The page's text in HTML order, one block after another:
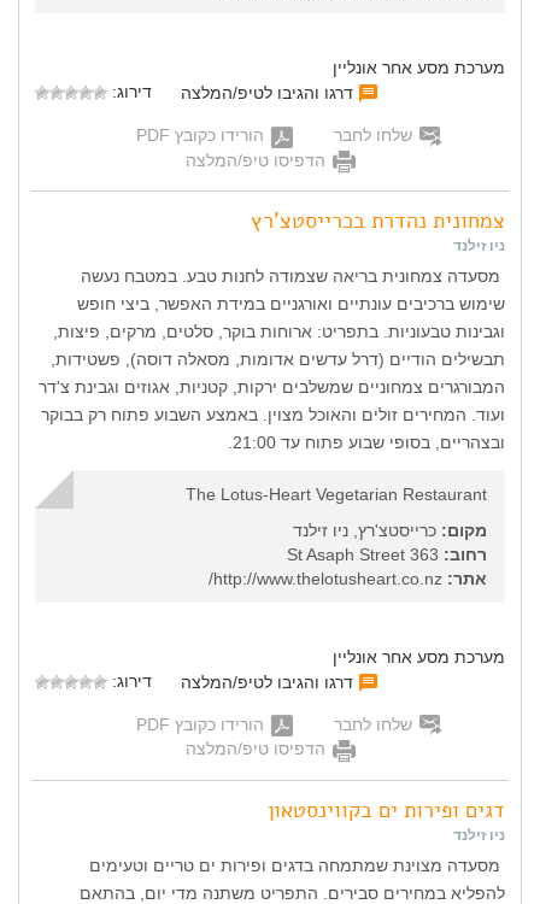
מערכת מסע אחר אונליין
דרגו והגיבו לטיפ/המלצה
דירוג:
שלחו לחבר
הורידו כקובץ PDF
הדפיסו טיפ/המלצה
צמחונית נהדרת בכרייסטצ'רץ
ניו זילנד
מסעדה צמחונית בריאה שצמודה לחנות טבע. במטבח נעשה
שימוש ברכיבים עונתיים ואורגניים במידת האפשר, ביצי חופש
וגבינות טבעוניות. בתפריט: ארוחות בוקר, סלטים, מרקים, פיצות,
תבשילים הודיים (דרל עדשים אדומות, מסאלה דוסה), פשטידות,
המבורגרים צמחוניים שמשלבים ירקות, קטניות, אגוזים וגבינת צ'דר
ועוד. המחירים זולים והאוכל מצוין. באמצע השבוע פתוח רק בבוקר
ובצהריים, בסופי שבוע פתוח עד 21:00.
The Lotus-Heart Vegetarian Restaurant
מקום: כרייסטצ'רץ, ניו זילנד
רחוב:
אתר:
מערכת מסע אחר אונליין
דרגו והגיבו לטיפ/המלצה
דירוג:
שלחו לחבר
הורידו כקובץ PDF
הדפיסו טיפ/המלצה
דגים ופירות ים בקווינסטאון
ניו זילנד
מסעדה מצוינת שמתמחה בדגים ופירות ים טריים וטעימים
להפליא במחירים סבירים. התפריט משתנה מדי יום, בהתאם